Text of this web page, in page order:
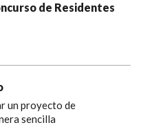
de Residentes
un proyecto de
sencilla